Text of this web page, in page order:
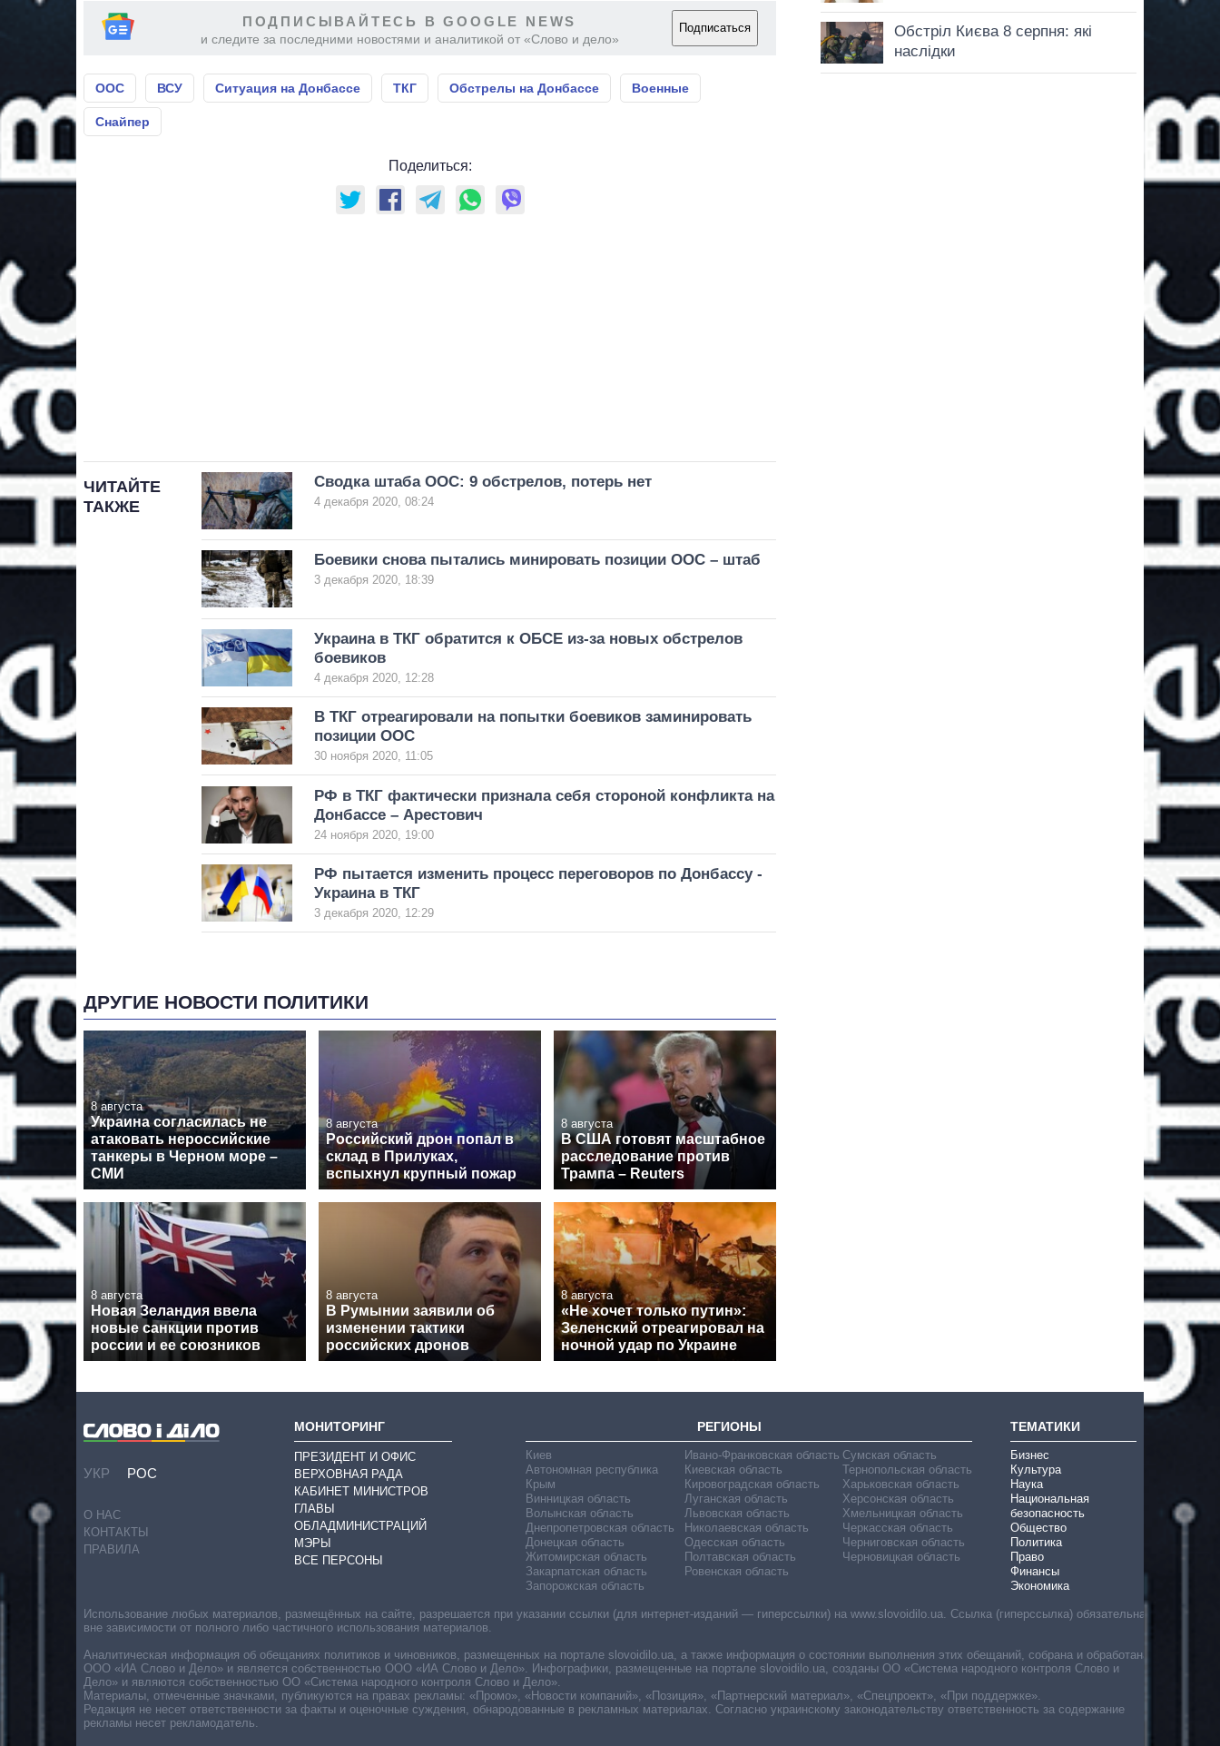
ПОДПИСЫВАЙТЕСЬ В GOOGLE NEWS
и следите за последними новостями и аналитикой от «Слово и дело»
Подписаться
ООС ВСУ Ситуация на Донбассе ТКГ Обстрелы на Донбассе Военные
Снайпер
Поделиться:
ЧИТАЙТЕ
ТАКЖЕ
Сводка штаба ООС: 9 обстрелов, потерь нет
4 декабря 2020, 08:24
Боевики снова пытались минировать позиции ООС – штаб
3 декабря 2020, 18:39
Украина в ТКГ обратится к ОБСЕ из-за новых обстрелов
боевиков
4 декабря 2020, 12:28
В ТКГ отреагировали на попытки боевиков заминировать
позиции ООС
30 ноября 2020, 11:05
РФ в ТКГ фактически признала себя стороной конфликта на
Донбассе – Арестович
24 ноября 2020, 19:00
РФ пытается изменить процесс переговоров по Донбассу -
Украина в ТКГ
3 декабря 2020, 12:29
ДРУГИЕ НОВОСТИ ПОЛИТИКИ
8 августа
Украина согласилась не
атаковать нероссийские
танкеры в Черном море –
СМИ
8 августа
Российский дрон попал в
склад в Прилуках,
вспыхнул крупный пожар
8 августа
В США готовят масштабное
расследование против
Трампа – Reuters
8 августа
Новая Зеландия ввела
новые санкции против
россии и ее союзников
8 августа
В Румынии заявили об
изменении тактики
российских дронов
8 августа
«Не хочет только путин»:
Зеленский отреагировал на
ночной удар по Украине
УКР РОС
О НАС
КОНТАКТЫ
ПРАВИЛА
МОНИТОРИНГ
ПРЕЗИДЕНТ И ОФИС
ВЕРХОВНАЯ РАДА
КАБИНЕТ МИНИСТРОВ
ГЛАВЫ
ОБЛАДМИНИСТРАЦИЙ
МЭРЫ
ВСЕ ПЕРСОНЫ
РЕГИОНЫ
Киев
Автономная республика
Крым
Винницкая область
Волынская область
Днепропетровская область
Донецкая область
Житомирская область
Закарпатская область
Запорожская область
Ивано-Франковская область
Киевская область
Кировоградская область
Луганская область
Львовская область
Николаевская область
Одесская область
Полтавская область
Ровенская область
Сумская область
Тернопольская область
Харьковская область
Херсонская область
Хмельницкая область
Черкасская область
Черниговская область
Черновицкая область
ТЕМАТИКИ
Бизнес
Культура
Наука
Национальная
безопасность
Общество
Политика
Право
Финансы
Экономика
Использование любых материалов, размещённых на сайте, разрешается при указании ссылки (для интернет-изданий — гиперссылки) на www.slovoidilo.ua. Ссылка (гиперссылка) обязательна
вне зависимости от полного либо частичного использования материалов.
Аналитическая информация об обещаниях политиков и чиновников, размещенных на портале slovoidilo.ua, а также информация о состоянии выполнения этих обещаний, собрана и обработана
ООО «ИА Слово и Дело» и является собственностью ООО «ИА Слово и Дело». Инфографики, размещенные на портале slovoidilo.ua, созданы ОО «Система народного контроля Слово и
Дело» и являются собственностью ОО «Система народного контроля Слово и Дело».
Материалы, отмеченные значками, публикуются на правах рекламы: «Промо», «Новости компаний», «Позиция», «Партнерский материал», «Спецпроект», «При поддержке».
Редакция не несет ответственности за факты и оценочные суждения, обнародованные в рекламных материалах. Согласно украинскому законодательству ответственность за содержание
рекламы несет рекламодатель.